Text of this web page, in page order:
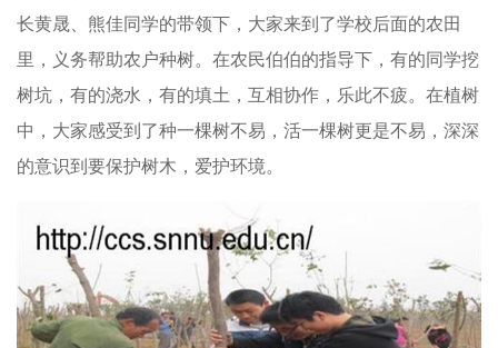
长黄晟、熊佳同学的带领下，大家来到了学校后面的农田
里，义务帮助农户种树。在农民伯伯的指导下，有的同学挖
树坑，有的浇水，有的填土，互相协作，乐此不疲。在植树
中，大家感受到了种一棵树不易，活一棵树更是不易，深深
的意识到要保护树木，爱护环境。